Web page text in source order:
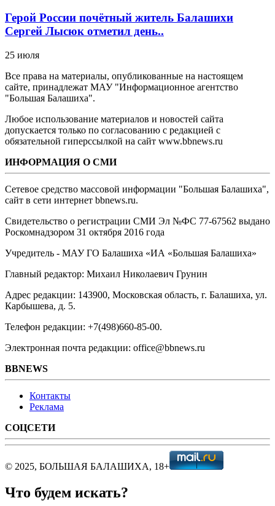
Герой России почётный житель Балашихи
Сергей Лысюк отметил день..
25 июля
Все права на материалы, опубликованные на настоящем
сайте, принадлежат МАУ "Информационное агентство
"Большая Балашиха".
Любое использование материалов и новостей сайта
допускается только по согласованию с редакцией с
обязательной гиперссылкой на сайт www.bbnews.ru
ИНФОРМАЦИЯ О СМИ
Сетевое средство массовой информации "Большая Балашиха",
сайт в сети интернет bbnews.ru.
Свидетельство о регистрации СМИ Эл №ФС ‎77-67562 выдано
Роскомнадзором 31 октября 2016 года
Учредитель - МАУ ГО Балашиха «ИА «Большая Балашиха»
Главный редактор: Михаил Николаевич Грунин
Адрес редакции: 143900, Московская область, г. Балашиха, ул.
Карбышева, д. 5.
Телефон редакции: +7(498)660-85-00.
Электронная почта редакции: office@bbnews.ru
BBNEWS
Контакты
Реклама
СОЦСЕТИ
© 2025, БОЛЬШАЯ БАЛАШИХА, 18+
Что будем искать?